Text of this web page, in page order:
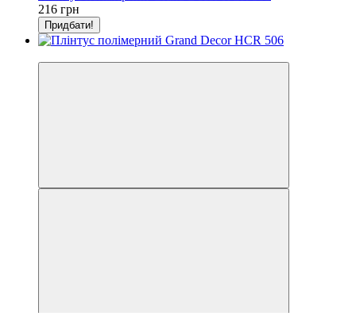
216 грн
Придбати!